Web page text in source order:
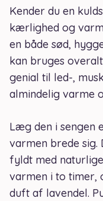
Kender du en
kærlighed og
en både sød,
kan bruges
genial til led-,
almindelig varme
Læg den i sengen
varmen brede
fyldt med
varmen i to timer,
duft af lavendel.